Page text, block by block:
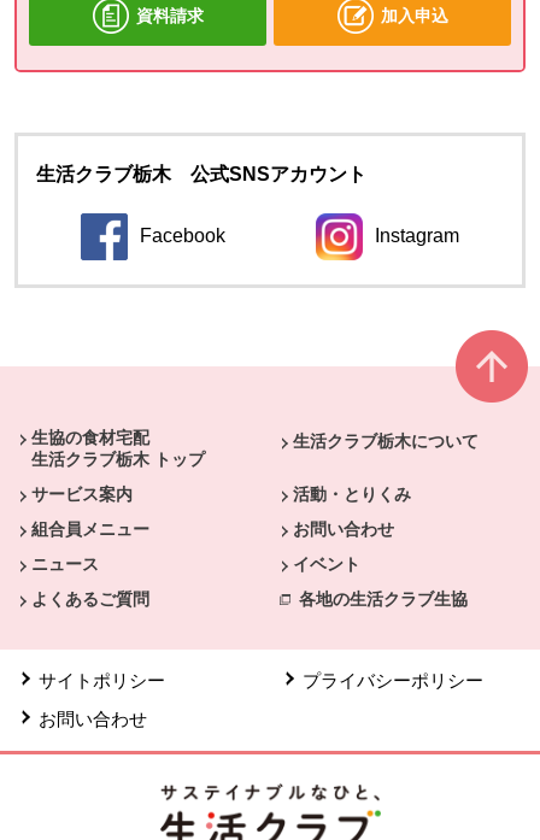
資料請求 加入申込
生活クラブ栃木 公式SNSアカウント
Facebook
別のウィンドウで開きます。
Instagram
別のウィンドウ
生協の食材宅配
生活クラブ栃木 トップ
生活クラブ栃木について
サービス案内
活動・とりくみ
組合員メニュー
お問い合わせ
ニュース
イベント
よくあるご質問
各地の生活クラブ生協
サイトポリシー
プライバシーポリシー
お問い合わせ